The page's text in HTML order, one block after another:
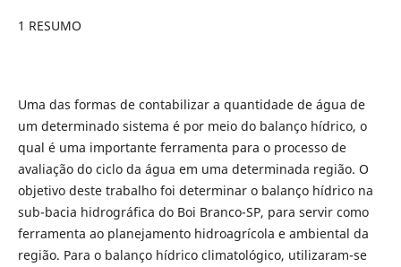
1 RESUMO
Uma das formas de contabilizar a quantidade de água de
um determinado sistema é por meio do balanço hídrico, o
qual é uma importante ferramenta para o processo de
avaliação do ciclo da água em uma determinada região. O
objetivo deste trabalho foi determinar o balanço hídrico na
sub-bacia hidrográfica do Boi Branco-SP, para servir como
ferramenta ao planejamento hidroagrícola e ambiental da
região. Para o balanço hídrico climatológico, utilizaram-se